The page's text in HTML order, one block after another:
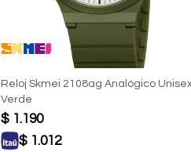
Reloj Skmei 2108ag Analógico
Verde
$ 1.190
$ 1.012